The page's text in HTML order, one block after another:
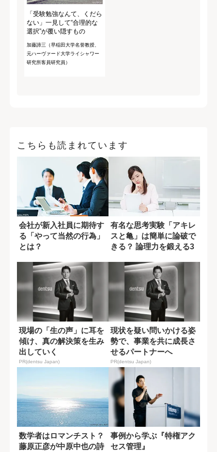
「受験勉強なんて、くだら
ない」一見して“合理的な
選択”が覆い隠すもの
加藤諦三（早稲田大学名誉教授、
元ハーヴァード大学ライシャワー
研究所客員研究員）
こちらも読まれています
会社が新入社員に期待す
る「やって当然の行為」
とは？
有名な思考実験「アキレ
スと亀」は簡単に論破で
きる？ 論理力を鍛える3
現場の「生の声」に耳を
傾け、真の解決策を生み
出していく
PR(dentsu Japan)
現状を疑い問いかける姿
勢で、事業を共に成長さ
せるパートナーへ
PR(dentsu Japan)
数学者はロマンチスト？
藤原正彦が中原中也の詩
事例から学ぶ『特権アク
セス管理』